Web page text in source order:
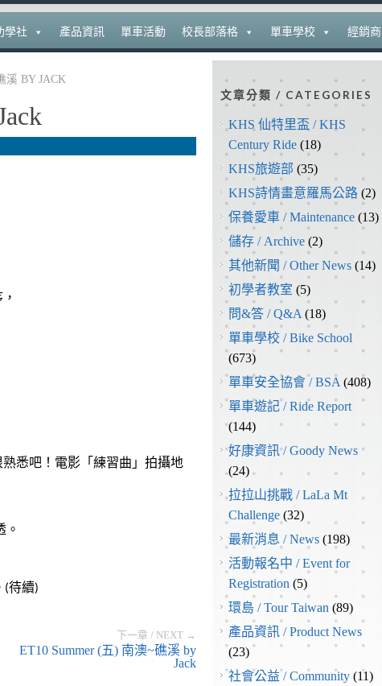
學社 產品資訊 單車活動 校長部落格 單車學校 經銷商
溪 BY JACK
熟悉吧！電影「練習曲」拍攝地
。
(待續)
下一章 / NEXT →
ET10 Summer(五) 南澳~礁溪 by
Jack
文章分類 / CATEGORIES
KHS 仙特里盃 / KHS
Century Ride (18)
KHS旅遊部 (35)
KHS詩情畫意羅馬公路 (2)
保養愛車 / Maintenance (13)
儲存 / Archive (2)
其他新聞 / Other News (14)
初學者教室 (5)
問&答 / Q&A (18)
單車學校 / Bike School
(673)
單車安全協會 / BSA (408)
單車遊記 / Ride Report
(144)
好康資訊 / Goody News
(24)
拉拉山挑戰 / LaLa Mt
Challenge (32)
最新消息 / News (198)
活動報名中 / Event for
Registration (5)
環島 / Tour Taiwan (89)
產品資訊 / Product News
(23)
社會公益 / Community (11)